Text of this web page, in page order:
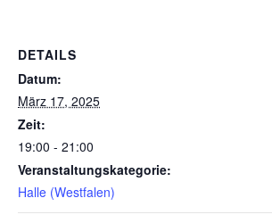
DETAILS
Datum:
März 17, 2025
Zeit:
19:00 - 21:00
Veranstaltungskategorie:
Halle (Westfalen)